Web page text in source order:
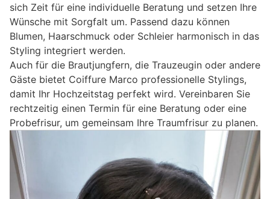
sich Zeit für eine individuelle Beratung und setzen Ihre
Wünsche mit Sorgfalt um. Passend dazu können
Blumen, Haarschmuck oder Schleier harmonisch in das
Styling integriert werden.
Auch für die Brautjungfern, die Trauzeugin oder andere
Gäste bietet Coiffure Marco professionelle Stylings,
damit Ihr Hochzeitstag perfekt wird. Vereinbaren Sie
rechtzeitig einen Termin für eine Beratung oder eine
Probefrisur, um gemeinsam Ihre Traumfrisur zu planen.